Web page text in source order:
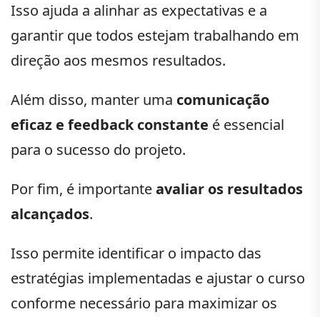
Isso ajuda a alinhar as expectativas e a
garantir que todos estejam trabalhando em
direção aos mesmos resultados.
Além disso, manter uma comunicação
eficaz e feedback constante é essencial
para o sucesso do projeto.
Por fim, é importanteavaliar os resultados
alcançados.
Isso permite identificar o impacto das
estratégias implementadas e ajustar o curso
conforme necessário para maximizar os